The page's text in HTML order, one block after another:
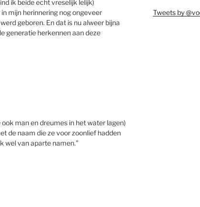
ik beide echt vreselijk lelijk)
mijn herinnering nog ongeveer
geboren. En dat is nu alweer bijna
generatie herkennen aan deze
man en dreumes in het water lagen)
de naam die ze voor zoonlief hadden
wel van aparte namen.”
Tweets by